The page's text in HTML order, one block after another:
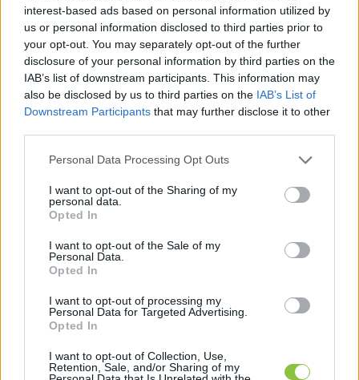
interest-based ads based on personal information utilized by
us or personal information disclosed to third parties prior to
your opt-out. You may separately opt-out of the further
disclosure of your personal information by third parties on the
IAB’s list of downstream participants. This information may
also be disclosed by us to third parties on the IAB’s List of
Downstream Participants that may further disclose it to other
Please note that this website/app uses one or more Google
not limited to your visit or usage behaviour. You may click to
grant or deny consent to Google and its third-party tags to
use your data for below specified purposes in below Google
consent section.
Personal Data Processing Opt Outs
I want to opt-out of the Sharing of my
personal data.
Opted In
I want to opt-out of the Sale of my
Personal Data.
Opted In
I want to opt-out of processing my
Personal Data for Targeted Advertising.
Opted In
I want to opt-out of Collection, Use,
Retention, Sale, and/or Sharing of my
Marad, nem marad?
A gondolkodás a buszpályaudvarról csaknem 8
éve tart. 2016-ban került a város közgyűlése elé
a Kecskemét Fenntartható Városi Mobilitási Terve
című stratégiai dokumentum, amely a Kiskörút
és a Nagykörút közötti területen az élhetőség
Széchenyi téri autóbusz-állomás Kiskörúton
kívüli elhelyezését javasolta. Ehhez kapcsolódott
két évvel később az a munkaanyag, amelyet a
Városrendezési és Városüzemeltetési Bizottság
vitatott meg. Eszerint a vasúti és a helyközi
buszpályaudvart úgy kell összevonni a Kodály
buszállomás új helye, ahol 16 megállót terveztek